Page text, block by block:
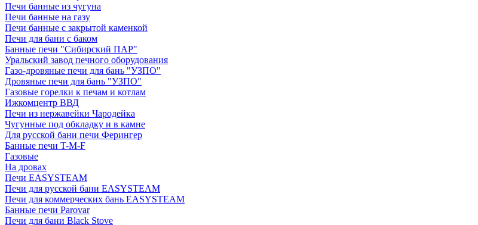
Печи банные из чугуна
Печи банные на газу
Печи банные с закрытой каменкой
Печи для бани с баком
Банные печи "Сибирский ПАР"
Уральский завод печного оборудования
Газо-дровяные печи для бань "УЗПО"
Дровяные печи для бань "УЗПО"
Газовые горелки к печам и котлам
Ижкомцентр ВВД
Печи из нержавейки Чародейка
Чугунные под обкладку и в камне
Для русской бани печи Ферингер
Банные печи T-M-F
Газовые
На дровах
Печи EASYSTEAM
Печи для русской бани EASYSTEAM
Печи для коммерческих бань EASYSTEAM
Банные печи Parovar
Печи для бани Black Stove